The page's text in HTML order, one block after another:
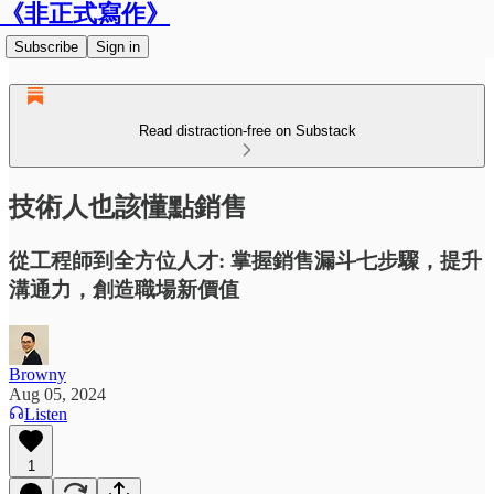
《非正式寫作》
Subscribe Sign in
Read distraction-free on Substack
技術人也該懂點銷售
從工程師到全方位人才: 掌握銷售漏斗七步驟，提升
溝通力，創造職場新價值
Browny
Aug 05, 2024
Listen
1